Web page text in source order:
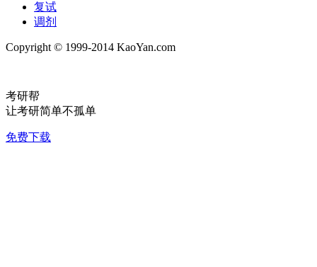
复试
调剂
Copyright © 1999-2014 KaoYan.com
考研帮
让考研简单不孤单
免费下载